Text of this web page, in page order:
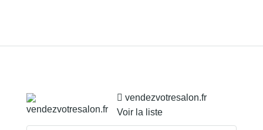
vendezvotresalon.fr
Voir la liste